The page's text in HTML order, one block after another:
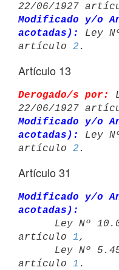
22/06/1927
Modificado y/o
acotadas):
Ley
artículo 2
Artículo 13
Derogado/s por:
22/06/1927
Modificado y/o
acotadas):
Ley
artículo 2
Artículo 31
Modificado y/o
acotadas):
artículo 1 ,
artículo 1 .